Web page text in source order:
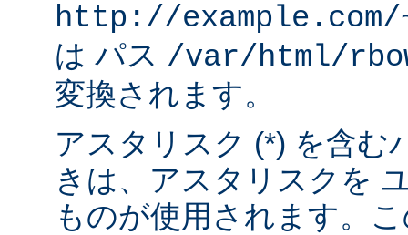
http://
は パス /var/html/
変換されます。
アスタリスク (*) を含む
きは、アスタリスクを
ものが使用されます。